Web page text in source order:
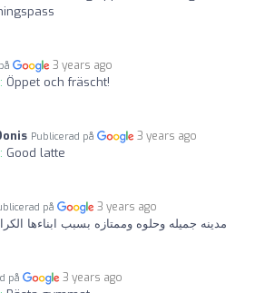
3 years ago
Öppet och fräscht!
Publicerad på 3 years ago
Good latte
på 3 years ago
مدينه جميله وحلوه وممتازه بسبب ابناءها
på 3 years ago